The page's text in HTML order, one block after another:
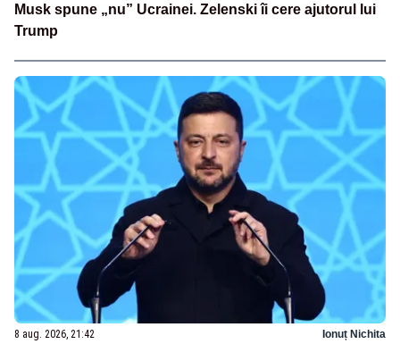
Musk spune „nu” Ucrainei. Zelenski îi cere ajutorul lui
Trump
8 aug. 2026, 21:42 Ionuț Nichita